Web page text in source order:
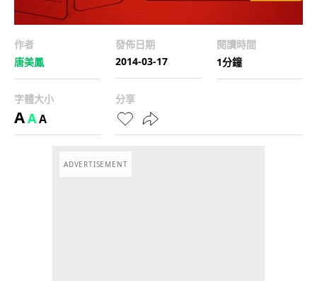
作者
唐美鳳
發佈日期
2014-03-17
閱讀時間
1分鐘
字體大小
AAA
分享
ADVERTISEMENT